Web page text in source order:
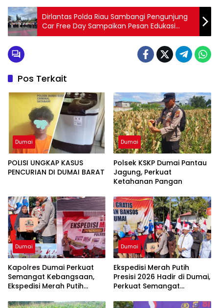
Dirlantas Polda Riau Sambangi Pengunjung
Car Free Day Sampaikan Pesan Edukasi
Kamtibmas & Kamseltibcarlantas
Pos Terkait
Dumai
POLISI UNGKAP KASUS
PENCURIAN DI DUMAI BARAT
Dumai
Polsek KSKP Dumai Pantau
Jagung, Perkuat
Ketahanan Pangan
Dumai
Kapolres Dumai Perkuat
Semangat Kebangsaan,
Ekspedisi Merah Putih
Nyata untuk Rakyat
Dumai
Ekspedisi Merah Putih
Presisi 2026 Hadir di Dumai,
Perkuat Semangat
Kepedulian Sosial